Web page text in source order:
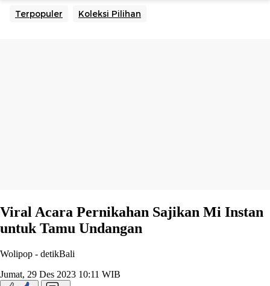
Terpopuler Koleksi Pilihan
Viral Acara Pernikahan Sajikan Mi Instan
untuk Tamu Undangan
Wolipop - detikBali
Jumat, 29 Des 2023 10:11 WIB